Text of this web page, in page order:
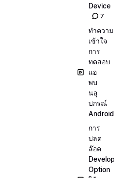
Device
7
ทำความ
เข้าใจ
การ
ทดสอบ
แอ
พบ
นอุ
ปกรณ์
Android
การ
ปลด
ล๊อค
Option